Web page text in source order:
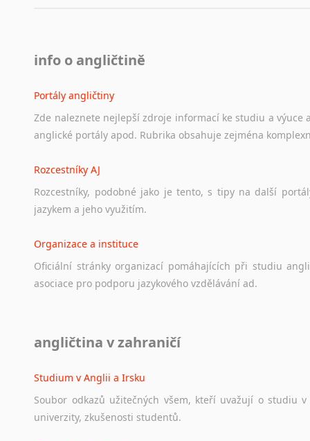
info o angličtině
Portály angličtiny
Zde naleznete nejlepší zdroje informací ke studiu a výuce
anglické portály apod. Rubrika obsahuje zejména
Rozcestníky AJ
Rozcestníky, podobné jako je tento, s tipy na další
jazykem a jeho využitím.
Organizace a instituce
Oficiální stránky organizací pomáhajících při studiu
asociace pro podporu jazykového vzdělávání ad.
Ať už se jedná o česká diskusní
angličtina v zahraničí
Studium v Anglii a Irsku
Soubor odkazů užitečných všem, kteří uvažují o studiu v
univerzity, zkušenosti studentů.